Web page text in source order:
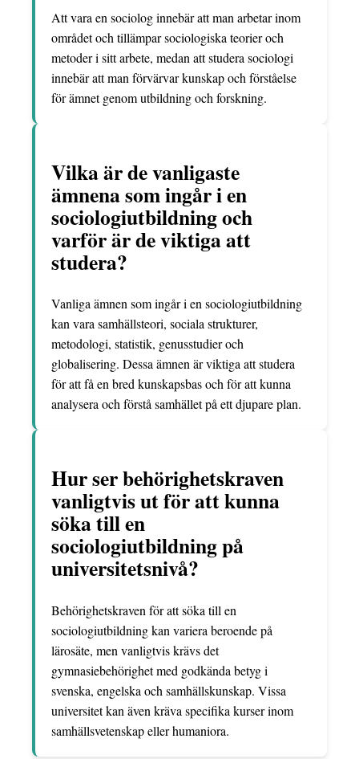
Att vara en sociolog innebär att man arbetar inom
området och tillämpar sociologiska teorier och
metoder i sitt arbete, medan att studera sociologi
innebär att man förvärvar kunskap och förståelse
för ämnet genom utbildning och forskning.
Vilka är de vanligaste
ämnena som ingår i en
sociologiutbildning och
varför är de viktiga att
studera?
Vanliga ämnen som ingår i en sociologiutbildning
kan vara samhällsteori, sociala strukturer,
metodologi, statistik, genusstudier och
globalisering. Dessa ämnen är viktiga att studera
för att få en bred kunskapsbas och för att kunna
analysera och förstå samhället på ett djupare plan.
Hur ser behörighetskraven
vanligtvis ut för att kunna
söka till en
sociologiutbildning på
universitetsnivå?
Behörighetskraven för att söka till en
sociologiutbildning kan variera beroende på
lärosäte, men vanligtvis krävs det
gymnasiebehörighet med godkända betyg i
svenska, engelska och samhällskunskap. Vissa
universitet kan även kräva specifika kurser inom
samhällsvetenskap eller humaniora.